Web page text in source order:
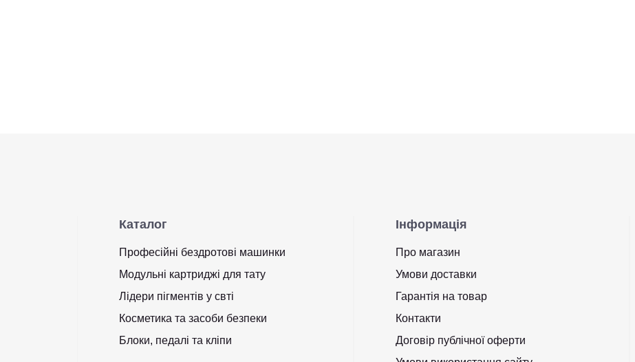
Каталог
Професійні бездротові машинки
Модульні картриджі для тату
Лідери пігментів у свті
Косметика та засоби безпеки
Блоки, педалі та кліпи
Інформація
Про магазин
Умови доставки
Гарантія на товар
Контакти
Договір публічної оферти